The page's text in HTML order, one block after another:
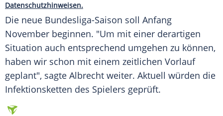
Datenschutzhinweisen.
Die neue Bundesliga-Saison soll Anfang
November beginnen. "Um mit einer derartigen
Situation auch entsprechend umgehen zu können,
haben wir schon mit einem zeitlichen Vorlauf
geplant", sagte Albrecht weiter. Aktuell würden die
Infektionsketten des Spielers geprüft.